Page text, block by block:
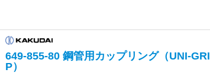
649-855-80 鋼管用カップリング（UNI-GRI
P）